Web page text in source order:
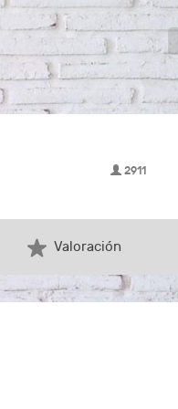
2911
Valoración